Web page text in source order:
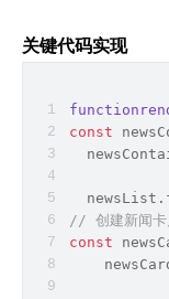
关键代码实现
const
// 创建新闻卡
const